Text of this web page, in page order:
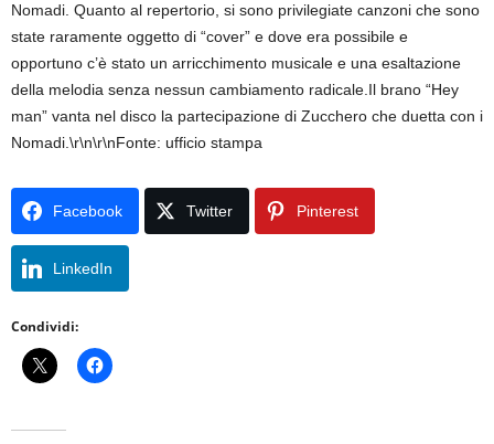
Nomadi. Quanto al repertorio, si sono privilegiate canzoni che sono
state raramente oggetto di “cover” e dove era possibile e
opportuno c’è stato un arricchimento musicale e una esaltazione
della melodia senza nessun cambiamento radicale.Il brano “Hey
man” vanta nel disco la partecipazione di Zucchero che duetta con i
Nomadi.\r\n\r\nFonte: ufficio stampa
Facebook Twitter Pinterest
LinkedIn
Condividi: